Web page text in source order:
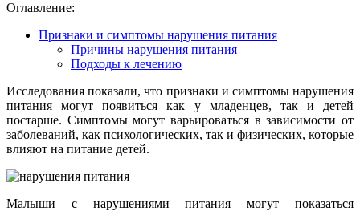
Оглавление:
Признаки и симптомы нарушения питания
Причины нарушения питания
Подходы к лечению
Исследования показали, что признаки и симптомы нарушения
питания могут появиться как у младенцев, так и детей
постарше. Симптомы могут варьироваться в зависимости от
заболеваний, как психологических, так и физических, которые
влияют на питание детей.
Малыши с нарушениями питания могут показаться